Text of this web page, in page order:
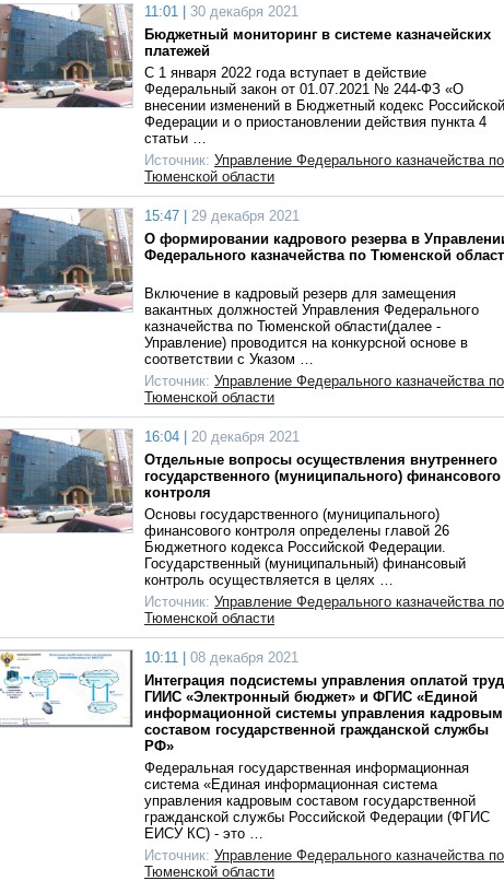
11:01 |
30 декабря 2021
Бюджетный мониторинг в системе казначейских
платежей
С 1 января 2022 года вступает в действие
Федеральный закон от 01.07.2021 № 244-ФЗ «О
внесении изменений в Бюджетный кодекс Российской
Федерации и о приостановлении действия пункта 4
статьи …
Источник: Управление Федерального казначейства по
Тюменской области
15:47 |
29 декабря 2021
О формировании кадрового резерва в
Федерального казначейства по Тюменской
Включение в кадровый резерв для замещения
вакантных должностей Управления Федерального
казначейства по Тюменской области(далее -
Управление) проводится на конкурсной основе в
соответствии с Указом …
Источник: Управление Федерального казначейства по
Тюменской области
16:04 |
20 декабря 2021
Отдельные вопросы осуществления внутреннего
государственного (муниципального) финансового
контроля
Основы государственного (муниципального)
финансового контроля определены главой 26
Бюджетного кодекса Российской Федерации.
Государственный (муниципальный) финансовый
контроль осуществляется в целях …
Источник: Управление Федерального казначейства по
Тюменской области
10:11 |
08 декабря 2021
Интеграция подсистемы управления оплатой
ГИИС «Электронный бюджет» и ФГИС «Единой
информационной системы управления кадровым
составом государственной гражданской службы
РФ»
Федеральная государственная информационная
система «Единая информационная система
управления кадровым составом государственной
гражданской службы Российской Федерации (ФГИС
ЕИСУ КС) - это …
Источник: Управление Федерального казначейства по
Тюменской области